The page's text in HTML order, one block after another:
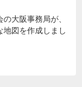
大阪事務局が、
地図を作成しまし